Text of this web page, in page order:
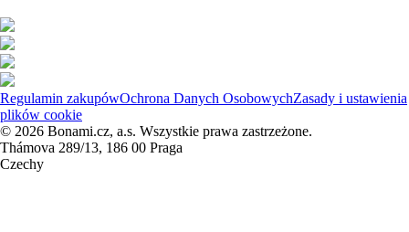
Regulamin zakupówOchrona Danych OsobowychZasady i ustawienia
plików cookie
© 2026 Bonami.cz, a.s. Wszystkie prawa zastrzeżone.
Thámova 289/13, 186 00 Praga
Czechy